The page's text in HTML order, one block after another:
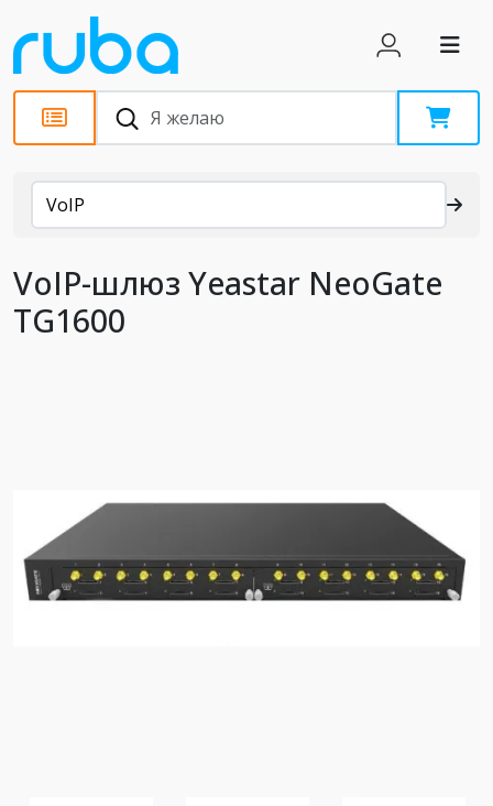
Каталог
VoIP
VoIP-шлюз Yeastar NeoGate
TG1600